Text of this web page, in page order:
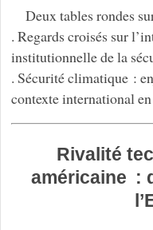
Deux tables rondes
. Regards croisés sur
institutionnelle de la
. Sécurité climatique :
contexte international
Rivalité
américaine :